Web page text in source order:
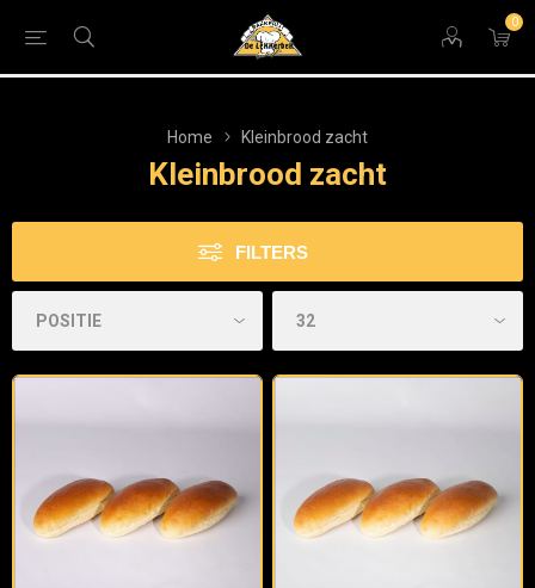
0
Home Kleinbrood zacht
Kleinbrood zacht
FILTERS